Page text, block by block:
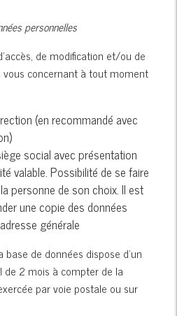
personnelles
de modification et/ou de
vous concernant à tout moment
(en recommandé avec
social avec présentation
valable. Possibilité de se faire
personne de son choix. Il est
une copie des données
générale
de données dispose d’un
de 2 mois à compter de la
par voie postale ou sur